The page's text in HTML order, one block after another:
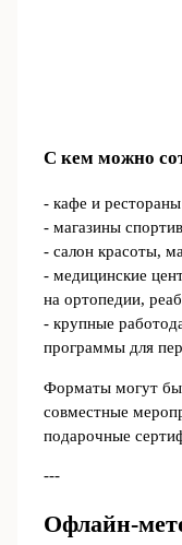
С кем можно
- кафе и
- магазины
- салон красоты,
- медицинские
на ортопедии,
- крупные
программы для
Форматы могут
совместные
подарочные
---
Офлайн-